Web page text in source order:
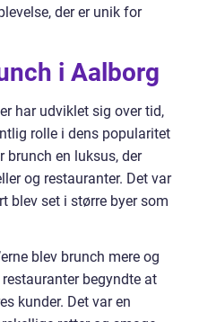
der er unik for
i Aalborg
har udviklet sig over tid,
rolle i dens popularitet
brunch en luksus, der
og restauranter. Det var
blev set i større byer som
blev brunch mere og
begyndte at
kunder. Det var en